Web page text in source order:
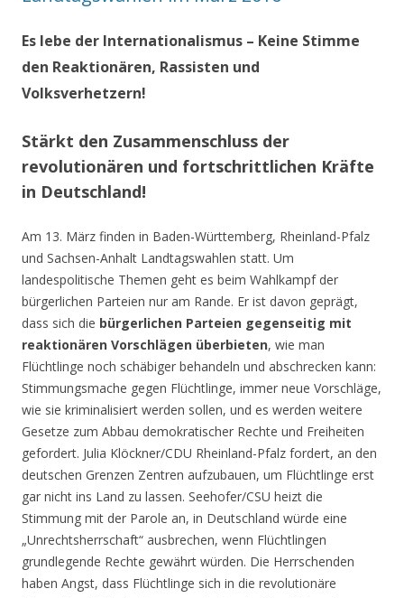
Es lebe der Internationalismus – Keine Stimme
den Reaktionären, Rassisten und
Volksverhetzern!
Stärkt den Zusammenschluss der
revolutionären und fortschrittlichen Kräfte
in Deutschland!
Am 13. März finden in Baden-Württemberg, Rheinland-Pfalz
und Sachsen-Anhalt Landtagswahlen statt. Um
landespolitische Themen geht es beim Wahlkampf der
bürgerlichen Parteien nur am Rande. Er ist davon geprägt,
dass sich die bürgerlichen Parteien gegenseitig mit
reaktionären Vorschlägen überbieten, wie man
Flüchtlinge noch schäbiger behandeln und abschrecken kann:
Stimmungsmache gegen Flüchtlinge, immer neue Vorschläge,
wie sie kriminalisiert werden sollen, und es werden weitere
Gesetze zum Abbau demokratischer Rechte und Freiheiten
gefordert. Julia Klöckner/CDU Rheinland-Pfalz fordert, an den
deutschen Grenzen Zentren aufzubauen, um Flüchtlinge erst
gar nicht ins Land zu lassen. Seehofer/CSU heizt die
Stimmung mit der Parole an, in Deutschland würde eine
„Unrechtsherrschaft“ ausbrechen, wenn Flüchtlingen
grundlegende Rechte gewährt würden. Die Herrschenden
haben Angst, dass Flüchtlinge sich in die revolutionäre